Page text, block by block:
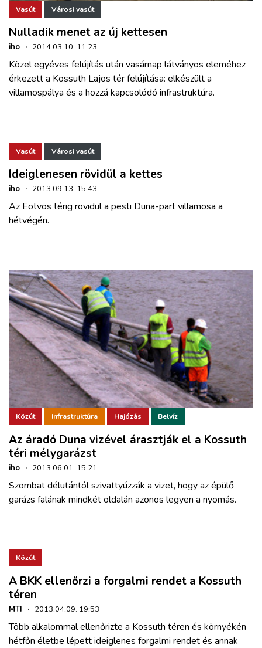
Vasút Városi vasút
Nulladik menet az új kettesen
iho · 2014.03.10. 11:23
Közel egyéves felújítás után vasárnap látványos eleméhez
érkezett a Kossuth Lajos tér felújítása: elkészült a
villamospálya és a hozzá kapcsolódó infrastruktúra.
Vasút Városi vasút
Ideiglenesen rövidül a kettes
iho · 2013.09.13. 15:43
Az Eötvös térig rövidül a pesti Duna-part villamosa a
hétvégén.
Közút Infrastruktúra Hajózás Belvíz
Az áradó Duna vizével árasztják el a Kossuth
téri mélygarázst
iho · 2013.06.01. 15:21
Szombat délutántól szivattyúzzák a vizet, hogy az épülő
garázs falának mindkét oldalán azonos legyen a nyomás.
Közút
A BKK ellenőrzi a forgalmi rendet a Kossuth
téren
MTI · 2013.04.09. 19:53
Több alkalommal ellenőrizte a Kossuth téren és környékén
hétfőn életbe lépett ideiglenes forgalmi rendet és annak